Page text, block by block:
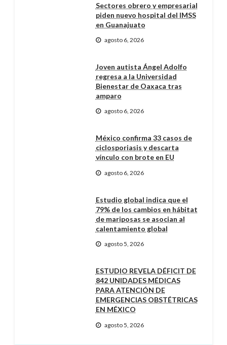
Sectores obrero y empresarial
piden nuevo hospital del IMSS
en Guanajuato
agosto 6, 2026
Joven autista Ángel Adolfo
regresa a la Universidad
Bienestar de Oaxaca tras
amparo
agosto 6, 2026
México confirma 33 casos de
ciclosporiasis y descarta
vínculo con brote en EU
agosto 6, 2026
Estudio global indica que el
79% de los cambios en hábitat
de mariposas se asocian al
calentamiento global
agosto 5, 2026
ESTUDIO REVELA DÉFICIT DE
842 UNIDADES MÉDICAS
PARA ATENCIÓN DE
EMERGENCIAS OBSTÉTRICAS
EN MÉXICO
agosto 5, 2026